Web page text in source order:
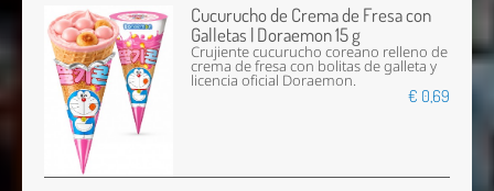
Cucurucho de Crema de Fresa con
Galletas | Doraemon 15 g
Crujiente cucurucho coreano relleno de
crema de fresa con bolitas de galleta y
licencia oficial Doraemon.
€ 0,69